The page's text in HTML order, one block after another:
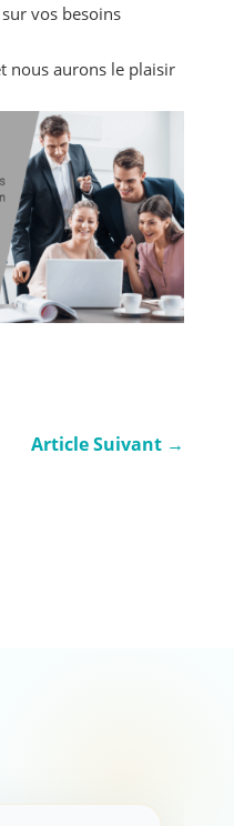
vos besoins
nous aurons le plaisir
Article Suivant →